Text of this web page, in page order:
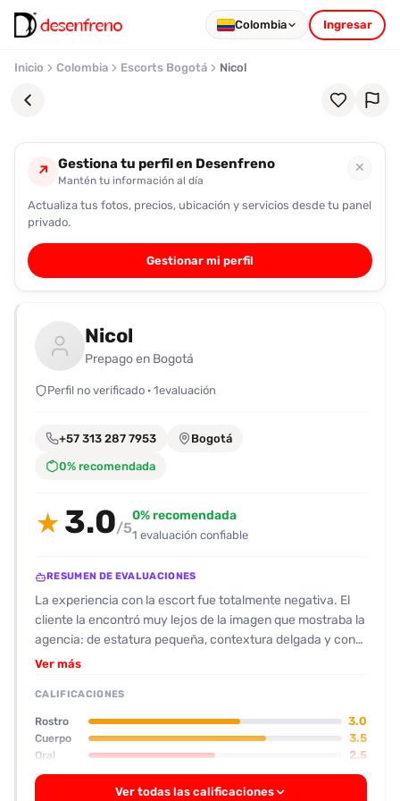
Colombia Ingresar
Inicio Colombia Escorts Bogotá Nicol
Favoritos
Pronto
podrás
registrarte
guardar
favoritas
para
fácilmente.
↗ Gestiona tu perfil en Desenfreno
Mantén tu información al día
✕
Actualiza tus fotos, precios, ubicación y servicios desde tu panel
privado.
Gestionar mi perfil
Nicol
Prepago en Bogotá
Perfil no verificado · 1evaluación
+57 313 287 7953 Bogotá
0% recomendada
★ 3.0/5
0% recomendada
1 evaluación confiable
RESUMEN DE EVALUACIONES
La experiencia con la escort fue totalmente negativa. El
cliente la encontró muy lejos de la imagen que mostraba la
agencia: de estatura pequeña, contextura delgada y con
cicatrices visibles. Su aspecto no cumplía con lo
generó desconfianza. En cuanto al trato, la escort
demostró ser poco cordial y evasiva; se demoró casi una
hora en llegar y luego se negó a hacer sexo oral, a pesar
de que el cliente lo había solicitado con antelación. La
actitud de la acompañante fue algo desconcertante y su
respuesta, “está hablando con la agencia y no con ella”, le
Ver más
CALIFICACIONES
Rostro 3.0
Cuerpo 3.5
Oral 2.5
Ver todas las calificaciones